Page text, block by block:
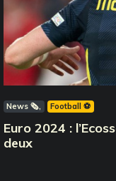
News 🗞️ Football ⚽️
Euro 2024 :
deux